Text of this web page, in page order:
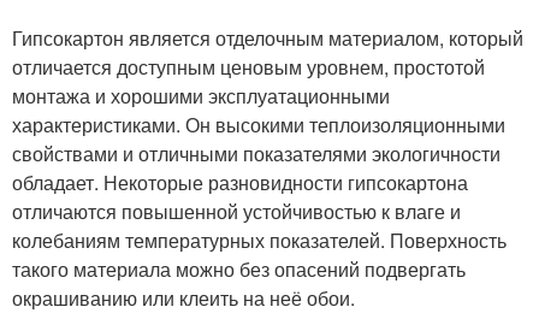
Гипсокартон является отделочным материалом, который
отличается доступным ценовым уровнем, простотой
монтажа и хорошими эксплуатационными
характеристиками. Он высокими теплоизоляционными
свойствами и отличными показателями экологичности
обладает. Некоторые разновидности гипсокартона
отличаются повышенной устойчивостью к влаге и
колебаниям температурных показателей. Поверхность
такого материала можно без опасений подвергать
окрашиванию или клеить на неё обои.